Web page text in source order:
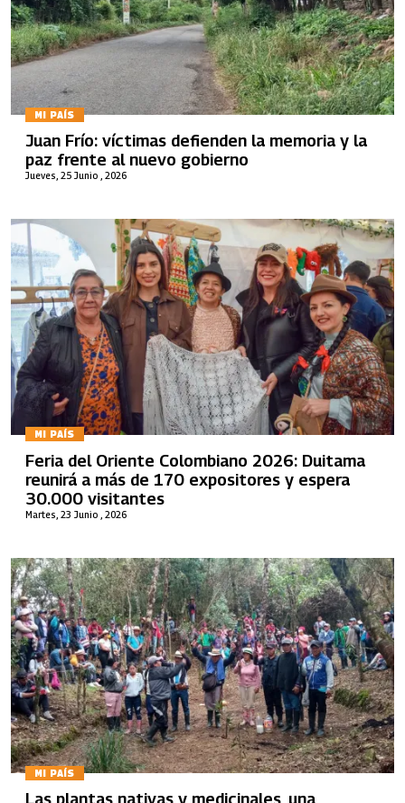
MI PAÍS
Jueves, 25 Junio , 2026
Juan Frío: víctimas defienden la memoria y la
paz frente al nuevo gobierno
MI PAÍS
Martes, 23 Junio , 2026
Feria del Oriente Colombiano 2026: Duitama
reunirá a más de 170 expositores y espera
30.000 visitantes
MI PAÍS
Las plantas nativas y medicinales, una